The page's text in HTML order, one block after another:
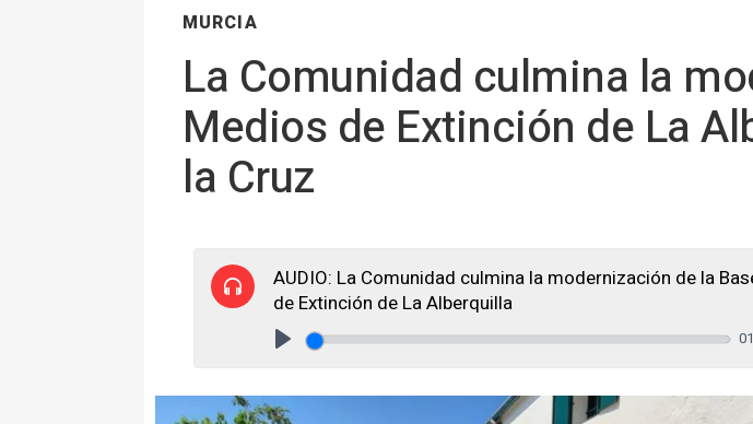
MURCIA
La Comunidad culmina la
Medios de Extinción de La
la Cruz
AUDIO: La Comunidad culmina la modernización de la
de Extinción de La Alberquilla